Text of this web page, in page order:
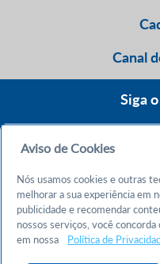
Canal
Siga
Aviso de Cookies
Nós usamos cookies e outras
melhorar a sua experiência em
publicidade e recomendar
nossos serviços, você
em nossa
Política de